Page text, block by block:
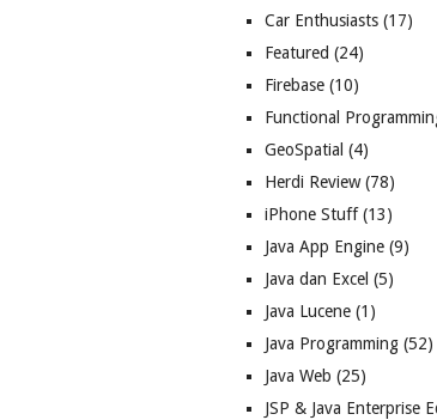
Car Enthusiasts (17)
Featured (24)
Firebase (10)
Functional
GeoSpatial (4)
Herdi Review(78)
iPhone Stuff(13)
Java App Engine (9)
Java dan Excel (5)
Java Lucene (1)
Java Programming (52)
Java Web (25)
JSP & Java Enterprise